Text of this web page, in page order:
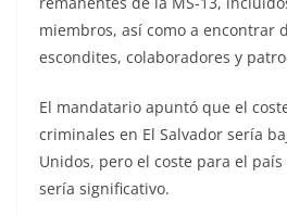
miembros, así como a encontrar
escondites, colaboradores y
El mandatario apuntó que el
criminales en El Salvador sería
Unidos, pero el coste para el
sería significativo.